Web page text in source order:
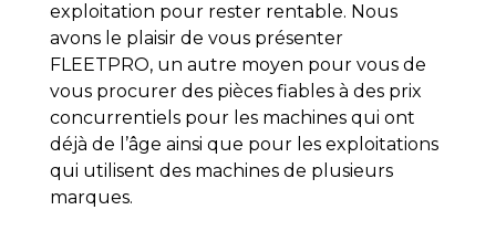
exploitation pour rester rentable. Nous
avons le plaisir de vous présenter
FLEETPRO, un autre moyen pour vous de
vous procurer des pièces fiables à des prix
concurrentiels pour les machines qui ont
déjà de l’âge ainsi que pour les exploitations
qui utilisent des machines de plusieurs
marques.